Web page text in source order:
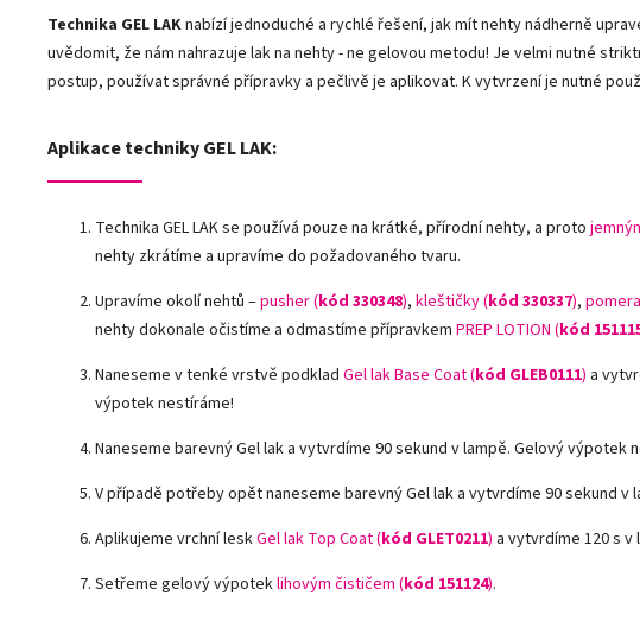
Technika GEL LAKnabízí jednoduché a rychlé řešení, jak mít nehty nádherně
uvědomit, že nám nahrazuje lak na nehty - ne gelovou metodu! Je velmi nutné
postup, používat správné přípravky a pečlivě je aplikovat. K vytvrzení je nutné
Aplikace techniky GEL LAK:
Technika GEL LAK se používá pouze na krátké, přírodní nehty, a proto
nehty zkrátíme a upravíme do požadovaného tvaru.
Upravíme okolí nehtů –pusher (kód 330348), kleštičky (kód 330337),
nehty dokonale očistíme a odmastíme přípravkem PREP LOTION (kód
Naneseme v tenké vrstvě podklad Gel lak Base Coat (kód GLEB0111) a
výpotek nestíráme!
Naneseme barevný Gel lak a vytvrdíme 90 sekund v lampě. Gelový výpotek
V případě potřeby opět naneseme barevný Gel lak a vytvrdíme 90 sekund v
Aplikujeme vrchní leskGel lak Top Coat (kód GLET0211) a vytvrdíme 120 s v
Setřeme gelový výpoteklihovým čističem (kód 151124).